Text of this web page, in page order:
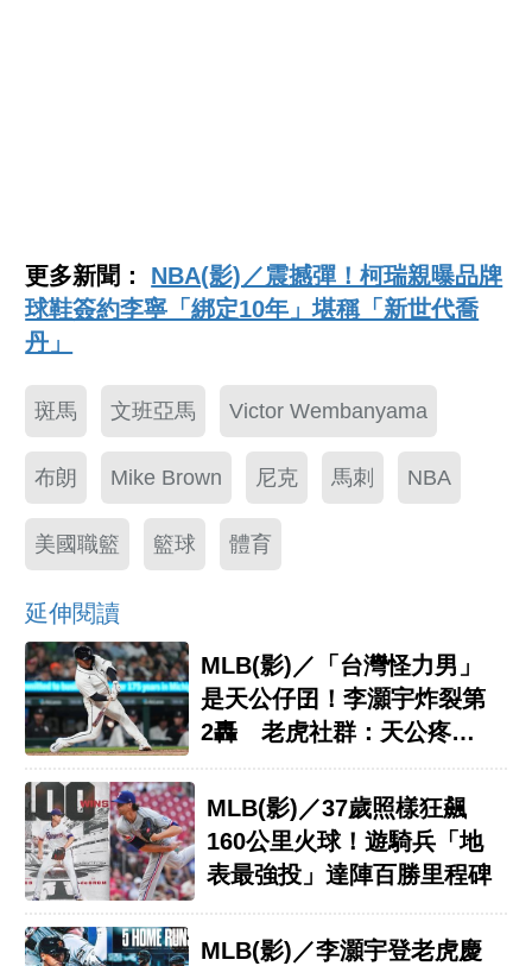
更多新聞： NBA(影)／震撼彈！柯瑞親曝品牌
球鞋簽約李寧「綁定10年」堪稱「新世代喬
丹」
斑馬 文班亞馬 Victor Wembanyama
布朗 Mike Brown 尼克 馬刺 NBA
美國職籃 籃球 體育
延伸閱讀
MLB(影)／「台灣怪力男」
是天公仔囝！李灝宇炸裂第
2轟 老虎社群：天公疼憨
MLB(影)／37歲照樣狂飆
160公里火球！遊騎兵「地
表最強投」達陣百勝里程碑
MLB(影)／李灝宇登老虎慶